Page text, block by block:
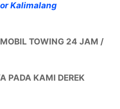
Kalimalang
TOWING 24 JAM /
PADA KAMI DEREK